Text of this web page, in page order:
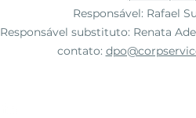
Responsável: Rafael
Responsável substituto: Renata
contato: